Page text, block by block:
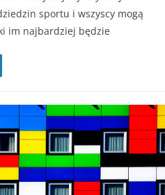
sportu i wszyscy mogą
im najbardziej będzie